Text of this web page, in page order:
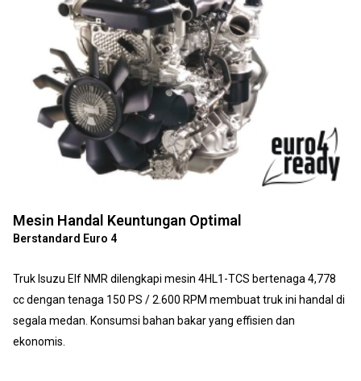
Mesin Handal Keuntungan Optimal
Berstandard Euro 4
Truk Isuzu Elf NMR dilengkapi mesin 4HL1-TCS bertenaga 4,778
cc dengan tenaga 150 PS / 2.600 RPM membuat truk ini handal di
segala medan. Konsumsi bahan bakar yang effisien dan
ekonomis.